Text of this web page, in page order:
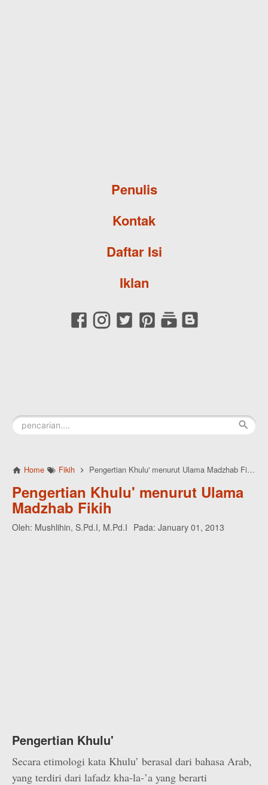
Penulis
Kontak
Daftar Isi
Iklan
Home Fikih Pengertian Khulu' menurut Ulama Madzhab Fikih
Pengertian Khulu' menurut Ulama
Madzhab Fikih
Oleh: Mushlihin, S.Pd.I, M.Pd.I Pada: January 01, 2013
Pengertian Khulu'
Secara etimologi kata Khulu’ berasal dari bahasa Arab,
yang terdiri dari lafadz kha-la-’a yang berarti